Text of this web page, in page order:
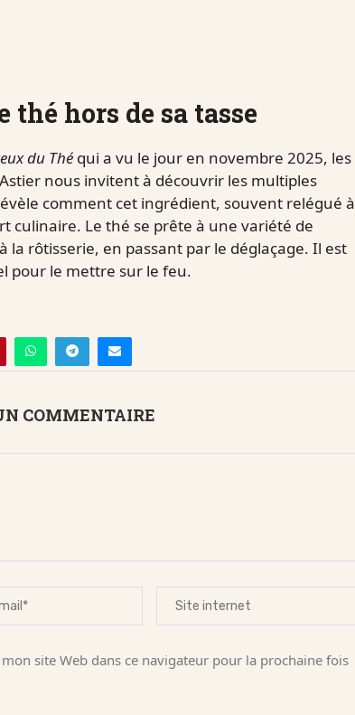
hors de sa tasse
du Thé qui a vu le jour en novembre 2025, les
nous invitent à découvrir les multiples
comment cet ingrédient, souvent relégué à
culinaire. Le thé se prête à une variété de
rôtisserie, en passant par le déglaçage. Il est
pour le mettre sur le feu.
COMMENTAIRE
site Web dans ce navigateur pour la prochaine fois